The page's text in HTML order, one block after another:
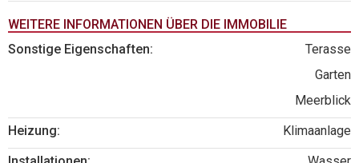
WEITERE INFORMATIONEN ÜBER DIE IMMOBILIE
Sonstige Eigenschaften:
Terasse
Garten
Meerblick
Heizung:
Klimaanlage